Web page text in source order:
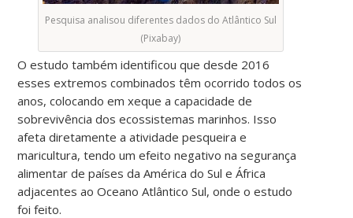
Pesquisa analisou diferentes dados do Atlântico Sul
(Pixabay)
O estudo também identificou que desde 2016
esses extremos combinados têm ocorrido todos os
anos, colocando em xeque a capacidade de
sobrevivência dos ecossistemas marinhos. Isso
afeta diretamente a atividade pesqueira e
maricultura, tendo um efeito negativo na segurança
alimentar de países da América do Sul e África
adjacentes ao Oceano Atlântico Sul, onde o estudo
foi feito.